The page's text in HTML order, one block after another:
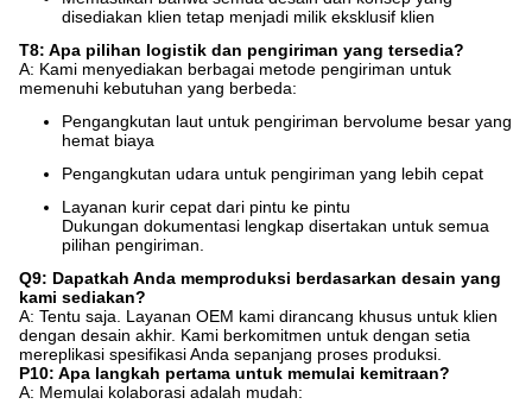
disediakan klien tetap menjadi milik eksklusif klien
T8: Apa pilihan logistik dan pengiriman yang tersedia?
A: Kami menyediakan berbagai metode pengiriman untuk
memenuhi kebutuhan yang berbeda:
Pengangkutan laut untuk pengiriman bervolume besar yang
hemat biaya
Pengangkutan udara untuk pengiriman yang lebih cepat
Layanan kurir cepat dari pintu ke pintu
Dukungan dokumentasi lengkap disertakan untuk semua
pilihan pengiriman.
Q9: Dapatkah Anda memproduksi berdasarkan desain yang
kami sediakan?
A: Tentu saja. Layanan OEM kami dirancang khusus untuk klien
dengan desain akhir. Kami berkomitmen untuk dengan setia
mereplikasi spesifikasi Anda sepanjang proses produksi.
P10: Apa langkah pertama untuk memulai kemitraan?
A: Memulai kolaborasi adalah mudah: